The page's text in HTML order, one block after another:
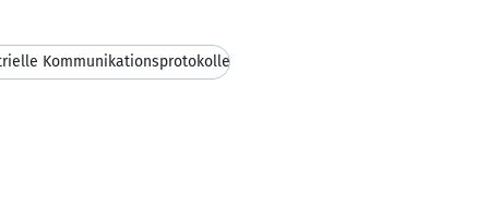
Kommunikationsprotokolle